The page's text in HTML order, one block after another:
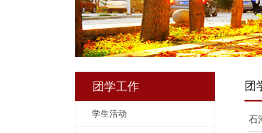
团学工作
学生活动
团
石